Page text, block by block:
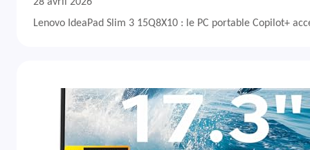
Lenovo IdeaPad Slim 3 15Q8X10 : le PC portable Copilot+